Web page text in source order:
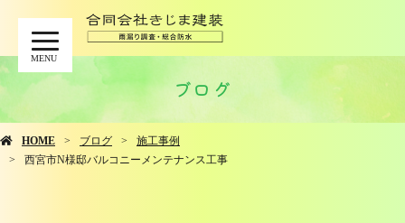
MENU
ブログ
HOME ブログ
施工事例
西宮市N様邸バルコニーメンテナンス工事